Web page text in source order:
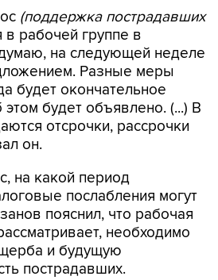
(поддержка пострадавших
рабочей группе в
на следующей неделе
Разные меры
будет окончательное
будет объявлено. (...) В
отсрочки, рассрочки
он.
на какой период
послабления могут
пояснил, что рабочая
необходимо
и будущую
пострадавших.